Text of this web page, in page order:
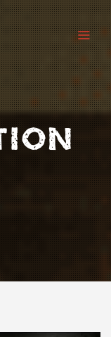
touché
retrouverons
Merci pour
du